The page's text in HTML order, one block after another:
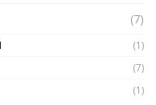
– Trò đùa tỷ đô
(7)
(1)
(7)
(1)